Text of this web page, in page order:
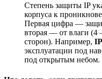
Степень защиты IP
корпуса к
Первая цифра —
вторая — от влаги (4
сторон). Например,
эксплуатации под
под открытым небом.